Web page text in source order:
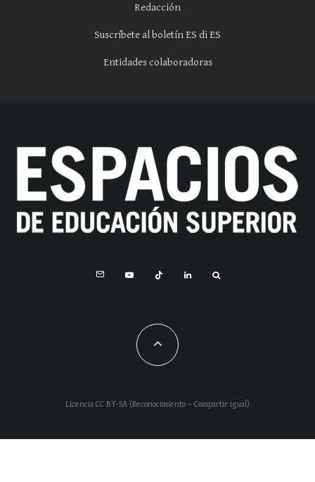
Redacción
Suscríbete al boletín ES di ES
Entidades colaboradoras
Licencia CC BY-SA (Reconocimiento – Compartir igual)